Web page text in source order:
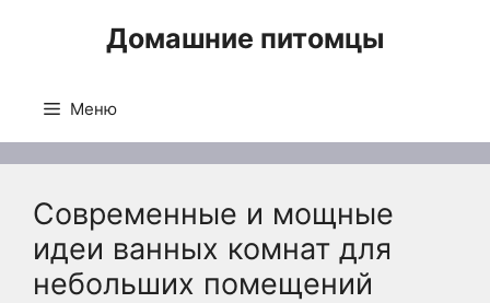
Домашние питомцы
Меню
Современные и мощные
идеи ванных комнат для
небольших помещений